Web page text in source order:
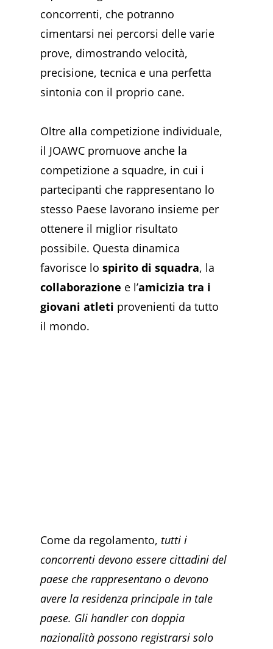
concorrenti, che potranno
cimentarsi nei percorsi delle varie
prove, dimostrando velocità,
precisione, tecnica e una perfetta
sintonia con il proprio cane.
Oltre alla competizione individuale,
il JOAWC promuove anche la
competizione a squadre, in cui i
partecipanti che rappresentano lo
stesso Paese lavorano insieme per
ottenere il miglior risultato
possibile. Questa dinamica
favorisce lospirito di squadra, la
collaborazione e l’amicizia tra i
giovani atleti provenienti da tutto
il mondo.
Come da regolamento, tutti i
concorrenti devono essere cittadini del
paese che rappresentano o devono
avere la residenza principale in tale
paese. Gli handler con doppia
nazionalità possono registrarsi solo